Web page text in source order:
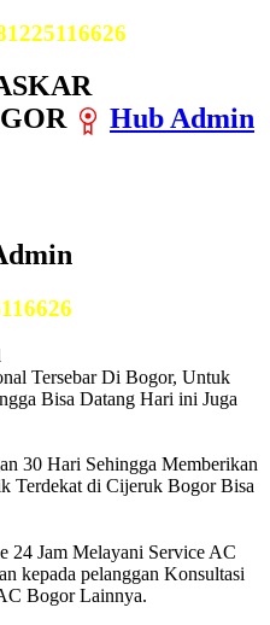
Hub Admin
Tersebar Di Bogor, Untuk
Bisa Datang Hari ini Juga
30 Hari Sehingga Memberikan
Terdekat di Cijeruk Bogor Bisa
24 Jam Melayani Service AC
kepada pelanggan Konsultasi
Bogor Lainnya.